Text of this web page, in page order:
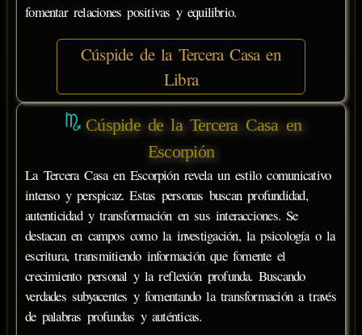
fomentar relaciones positivas y equilibrio.
Cúspide de la Tercera Casa en
Libra
Cúspide de la Tercera Casa en
Escorpión
La Tercera Casa en Escorpión revela un estilo comunicativo
intenso y perspicaz. Estas personas buscan profundidad,
autenticidad y transformación en sus interacciones. Se
destacan en campos como la investigación, la psicología o la
escritura, transmitiendo información que fomente el
crecimiento personal y la reflexión profunda. Buscando
verdades subyacentes y fomentando la transformación a través
de palabras profundas y auténticas.